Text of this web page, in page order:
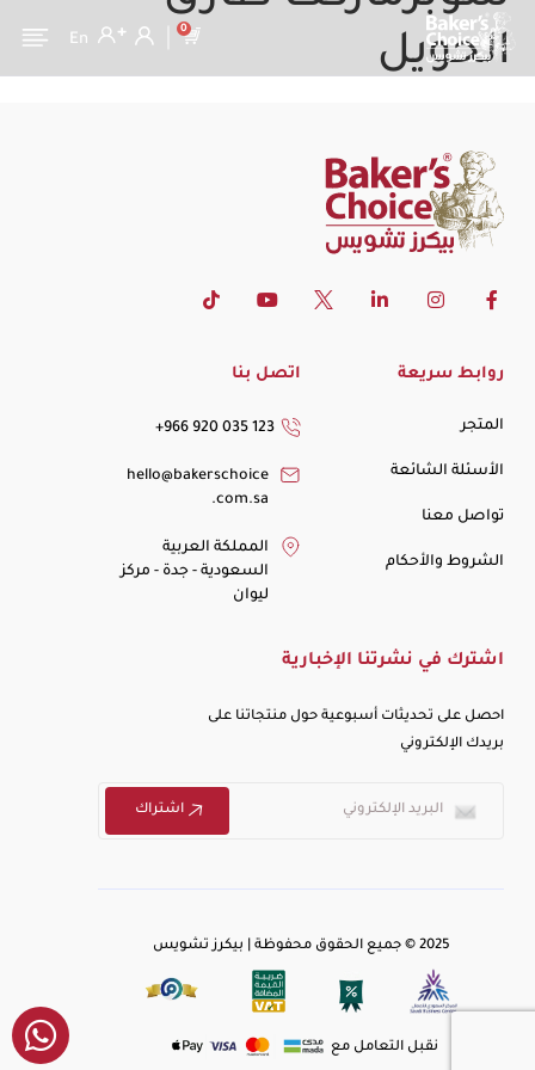
0
En
الحويل
روابط سريعة
المتجر
الأسئلة الشائعة
تواصل معنا
الشروط والأحكام
اتصل بنا
+966 920 035 123
hello@bakerschoice
.com.sa
المملكة العربية
السعودية - جدة - مركز
ليوان
اشترك في نشرتنا الإخبارية
احصل على تحديثات أسبوعية حول منتجاتنا على
بريدك الإلكتروني
اشتراك
2025 © جميع الحقوق محفوظة | بيكرز تشويس
نقبل التعامل مع